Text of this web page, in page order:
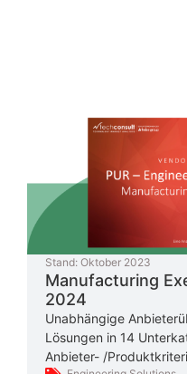
Stand: Oktober 2023
Manufacturing
2024
Unabhängige
Lösungen in 14
Anbieter- /